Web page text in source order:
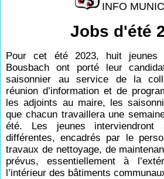
INFO
Jobs d'été
Pour cet été 2023, huit jeunes
Bousbach ont porté leur
saisonnier au service de la
réunion d’information et de
les adjoints au maire, les
que chacun travaillera une
été. Les jeunes interviendront
différentes, encadrés par le
travaux de nettoyage, de
prévus, essentiellement à
l’intérieur des bâtiments